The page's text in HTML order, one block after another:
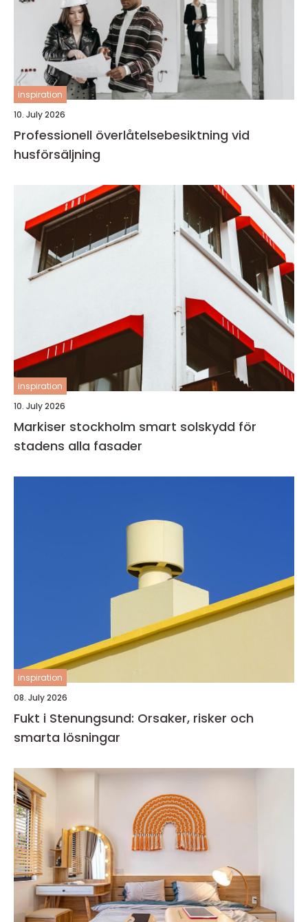
inspiration
10. July 2026
Professionell överlåtelsebesiktning vid
husförsäljning
inspiration
10. July 2026
Markiser stockholm smart solskydd för
stadens alla fasader
inspiration
08. July 2026
Fukt i Stenungsund: Orsaker, risker och
smarta lösningar